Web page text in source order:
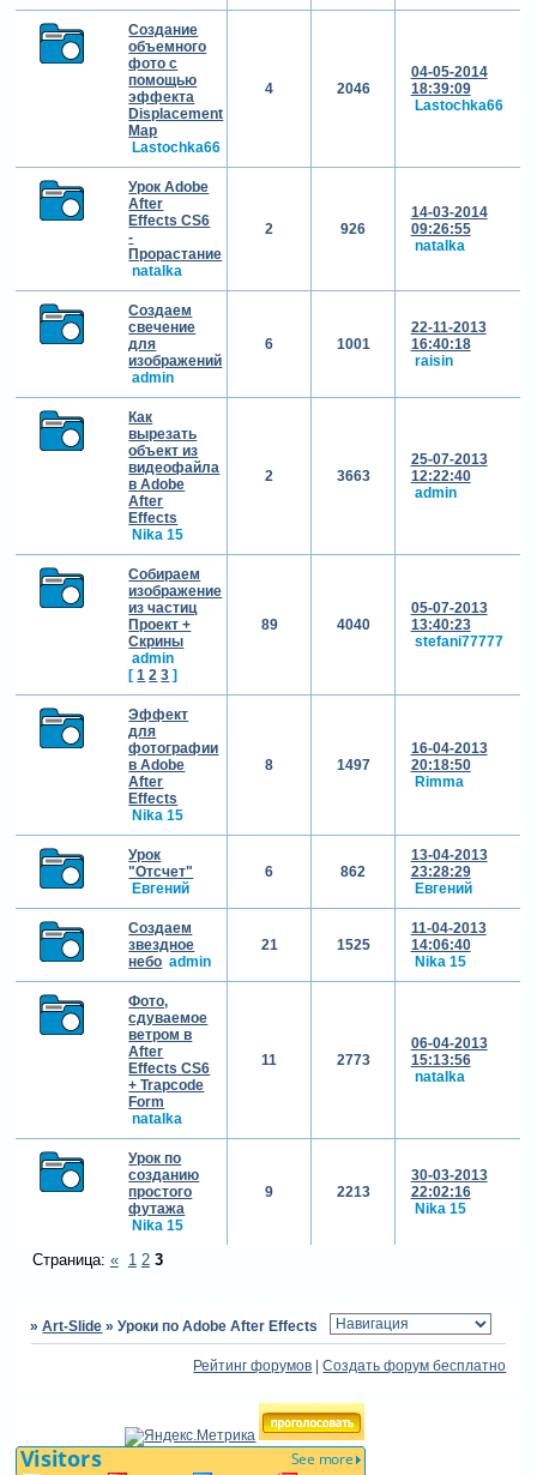
Создание
объемного
фото с
помощью
эффекта
Displacement
Map
Lastochka66
4 2046
04-05-2014
18:39:09
Lastochka66
Урок Adobe
After
Effects CS6
-
Прорастание
natalka
2 926
14-03-2014
09:26:55
natalka
Создаем
свечение
для
изображений
admin
6 1001
22-11-2013
16:40:18
raisin
Как
вырезать
объект из
видеофайла
в Adobe
After
Effects
Nika 15
2 3663
25-07-2013
12:22:40
admin
Собираем
изображение
из частиц
Проект +
Скрины
admin
[ 1 2 3 ]
89 4040
05-07-2013
13:40:23
stefani77777
Эффект
для
фотографии
в Adobe
After
Effects
Nika 15
8 1497
16-04-2013
20:18:50
Rimma
Урок
"Отсчет"
Евгений
6 862
13-04-2013
23:28:29
Евгений
Создаем
звездное
небо admin
21 1525
11-04-2013
14:06:40
Nika 15
Фото,
сдуваемое
ветром в
After
Effects CS6
+ Trapcode
Form
natalka
11 2773
06-04-2013
15:13:56
natalka
Урок по
созданию
простого
футажа
Nika 15
9 2213
30-03-2013
22:02:16
Nika 15
Страница: « 1 2 3
»Art-Slide »Уроки по Adobe After Effects
Рейтинг форумов |Создать форум бесплатно